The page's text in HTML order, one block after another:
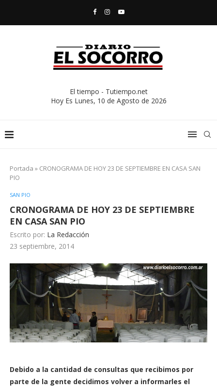
El tiempo - Tutiempo.net
Hoy Es Lunes, 10 de Agosto de 2026
Portada » CRONOGRAMA DE HOY 23 DE SEPTIEMBRE EN CASA SAN
PIO
SAN PIO
CRONOGRAMA DE HOY 23 DE SEPTIEMBRE
EN CASA SAN PIO
Escrito por: La Redacción
23 septiembre, 2014
Debido a la cantidad de consultas que recibimos por
parte de la gente decidimos volver a informarles el